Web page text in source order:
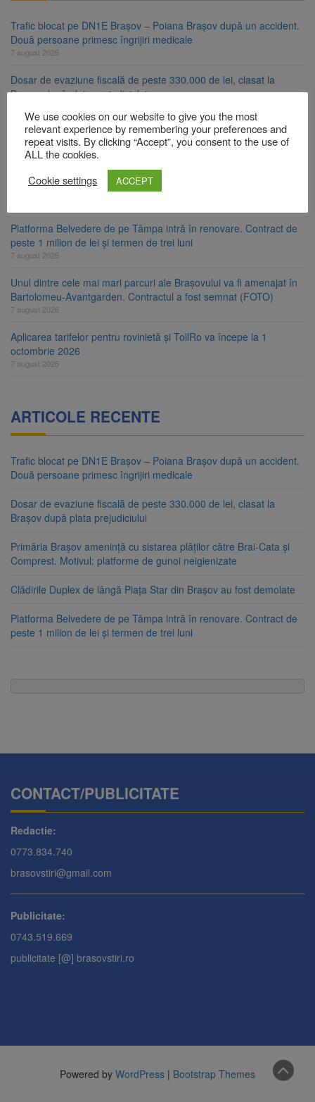
Trafic blocat pe DN1E Brașov – Poiana Brașov după un accident.
Două persoane primesc îngrijiri medicale
7 august 2026
Dosar de evaziune fiscală de peste 330.000 de lei, clasat la
Brașov după plata prejudiciului
Primăria Brașov amenință cu sistarea plăților către Brai-Cata și
Comprest. Motivul: platforme de gunoi neigienizate
7 august 2026
Clădirile Duplex de lângă Piața Star din Brașov au fost demolate
Platforma Belvedere de pe Tâmpa intră în renovare. Contract de
peste 1 milion de lei și termen de trei luni
7 august 2026
Unul dintre cele mai mari parcuri ale Brașovului va fi amenajat în
Bartolomeu-Avantgarden. Contractul a fost semnat (FOTO)
7 august 2026
Aplicarea tarifelor pentru rovinietă și TollRo va începe la 1
octombrie 2026
7 august 2026
ARTICOLE RECENTE
Trafic blocat pe DN1E Brașov – Poiana Brașov după un accident.
Două persoane primesc îngrijiri medicale
Dosar de evaziune fiscală de peste 330.000 de lei, clasat la
Brașov după plata prejudiciului
Primăria Brașov amenință cu sistarea plăților către Brai-Cata și
Comprest. Motivul: platforme de gunoi neigienizate
Clădirile Duplex de lângă Piața Star din Brașov au fost demolate
Platforma Belvedere de pe Tâmpa intră în renovare. Contract de
peste 1 milion de lei și termen de trei luni
CONTACT/PUBLICITATE
Redactie:
0773.834.740
brasovstiri@gmail.com
Publicitate:
0743.519.669
publicitate [@] brasovstiri.ro
Powered by WordPress | Bootstrap Themes
We use cookies on our website to give you the most
relevant experience by remembering your preferences and
repeat visits. By clicking “Accept”, you consent to the use of
ALL the cookies.
Cookie settings
ACCEPT